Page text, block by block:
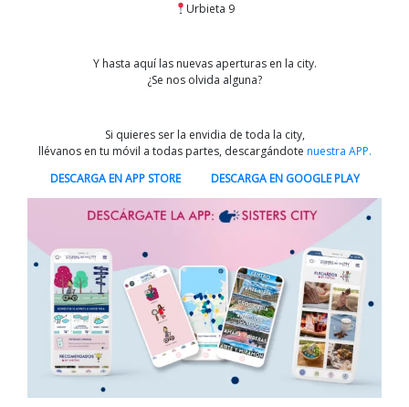
Urbieta 9
Y hasta aquí las nuevas aperturas en la city.
¿Se nos olvida alguna?
Si quieres ser la envidia de toda la city,
llévanos en tu móvil a todas partes, descargándote nuestra APP.
DESCARGA EN APP STORE
DESCARGA EN GOOGLE PLAY